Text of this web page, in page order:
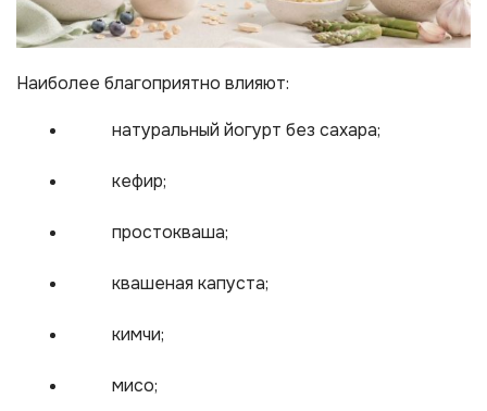
Наиболее благоприятно влияют:
натуральный йогурт без сахара;
кефир;
простокваша;
квашеная капуста;
кимчи;
мисо;